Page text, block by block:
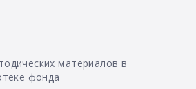
материалов в
фонда